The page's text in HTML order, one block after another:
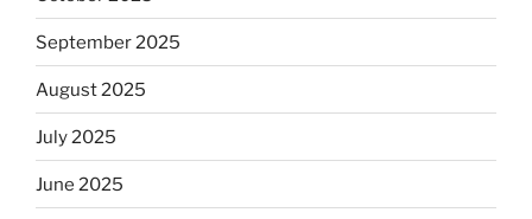
September 2025
August 2025
July 2025
June 2025